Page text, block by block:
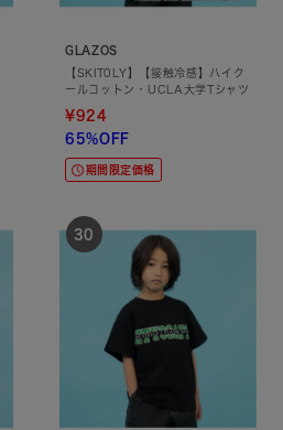
GLAZOS
【SKIT0LY】【接触冷感】ハイク
ールコットン・UCLA大学Tシャツ
¥924
65%OFF
期間限定価格